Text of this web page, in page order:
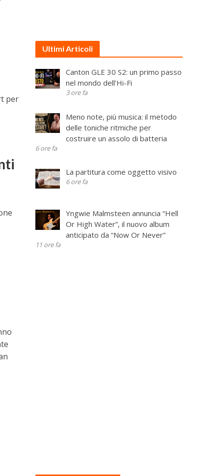
per
Ultimi Articoli
Canton GLE 30 S2: un primo passo
nel mondo dell’Hi-Fi
3 ore fa
Meno note, più musica: il metodo
delle toniche ritmiche per
costruire un assolo di batteria
6 ore fa
La partitura come oggetto visivo
6 ore fa
Yngwie Malmsteen annuncia “Hell
Or High Water”, il nuovo album
anticipato da “Now Or Never”
11 ore fa